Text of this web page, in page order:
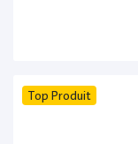
Top Produit